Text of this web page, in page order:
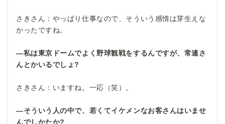
さきさん：やっぱり仕事なので、そういう感情は芽生えな
かったですね。
―私は東京ドームでよく野球観戦をするんですが、常連さ
んとかいるでしょ?
さきさん：いますね。一応（笑）。
―そういう人の中で、若くてイケメンなお客さんはいませ
んでしかたか?